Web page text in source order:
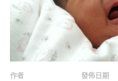
作者
發佈日期